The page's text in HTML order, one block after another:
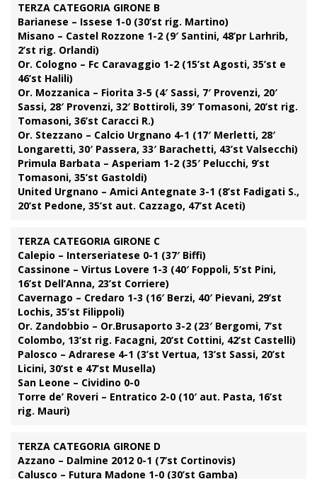
TERZA CATEGORIA GIRONE B
Barianese – Issese 1-0 (30’st rig. Martino)
Misano – Castel Rozzone 1-2 (9′ Santini, 48’pr Larhrib,
2’st rig. Orlandi)
Or. Cologno – Fc Caravaggio 1-2 (15’st Agosti, 35’st e
46’st Halili)
Or. Mozzanica – Fiorita 3-5 (4′ Sassi, 7′ Provenzi, 20′
Sassi, 28′ Provenzi, 32′ Bottiroli, 39′ Tomasoni, 20’st rig.
Tomasoni, 36’st Caracci R.)
Or. Stezzano – Calcio Urgnano 4-1 (17′ Merletti, 28′
Longaretti, 30′ Passera, 33′ Barachetti, 43’st Valsecchi)
Primula Barbata – Asperiam 1-2 (35′ Pelucchi, 9’st
Tomasoni, 35’st Gastoldi)
United Urgnano – Amici Antegnate 3-1 (8’st Fadigati S.,
20’st Pedone, 35’st aut. Cazzago, 47’st Aceti)
TERZA CATEGORIA GIRONE C
Calepio – Interseriatese 0-1 (37′ Biffi)
Cassinone – Virtus Lovere 1-3 (40′ Foppoli, 5’st Pini,
16’st Dell’Anna, 23’st Corriere)
Cavernago – Credaro 1-3 (16′ Berzi, 40′ Pievani, 29’st
Lochis, 35’st Filippoli)
Or. Zandobbio – Or.Brusaporto 3-2 (23′ Bergomi, 7’st
Colombo, 13’st rig. Facagni, 20’st Cottini, 42’st Castelli)
Palosco – Adrarese 4-1 (3’st Vertua, 13’st Sassi, 20’st
Licini, 30’st e 47’st Musella)
San Leone – Cividino 0-0
Torre de’ Roveri – Entratico 2-0 (10′ aut. Pasta, 16’st
rig. Mauri)
TERZA CATEGORIA GIRONE D
Azzano – Dalmine 2012 0-1 (7’st Cortinovis)
Calusco – Futura Madone 1-0 (30’st Gamba)